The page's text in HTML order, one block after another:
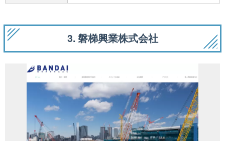
3. 磐梯興業株式会社